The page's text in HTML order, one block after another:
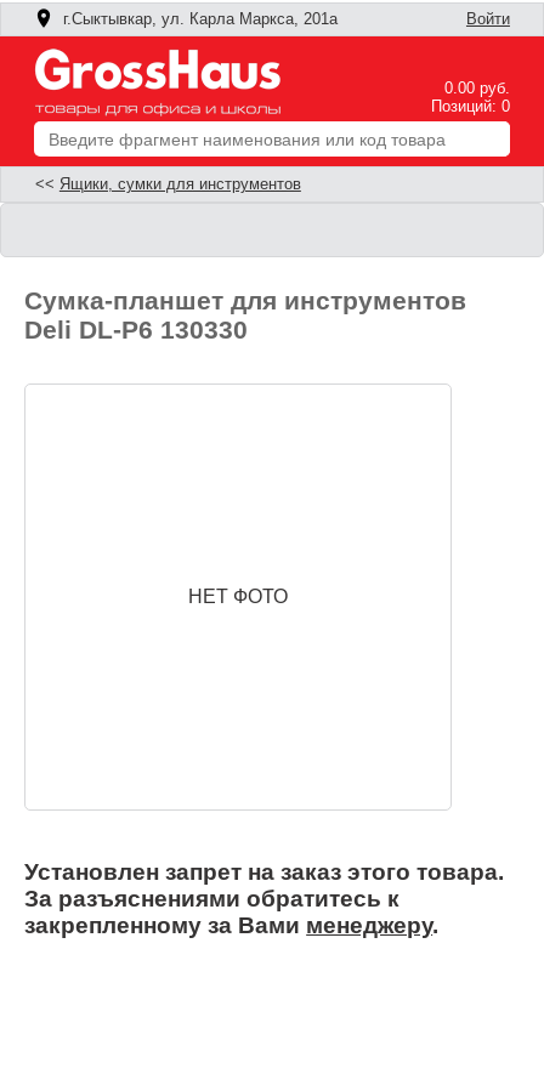
г.Сыктывкар, ул. Карла Маркса, 201а Войти
0.00 руб.
Позиций: 0
<< Ящики, сумки для инструментов
Сумка-планшет для инструментов
Deli DL-P6 130330
НЕТ ФОТО
Установлен запрет на заказ этого товара.
За разъяснениями обратитесь к
закрепленному за Вами менеджеру.